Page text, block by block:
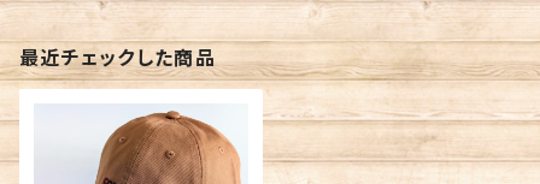
最近チェックした商品